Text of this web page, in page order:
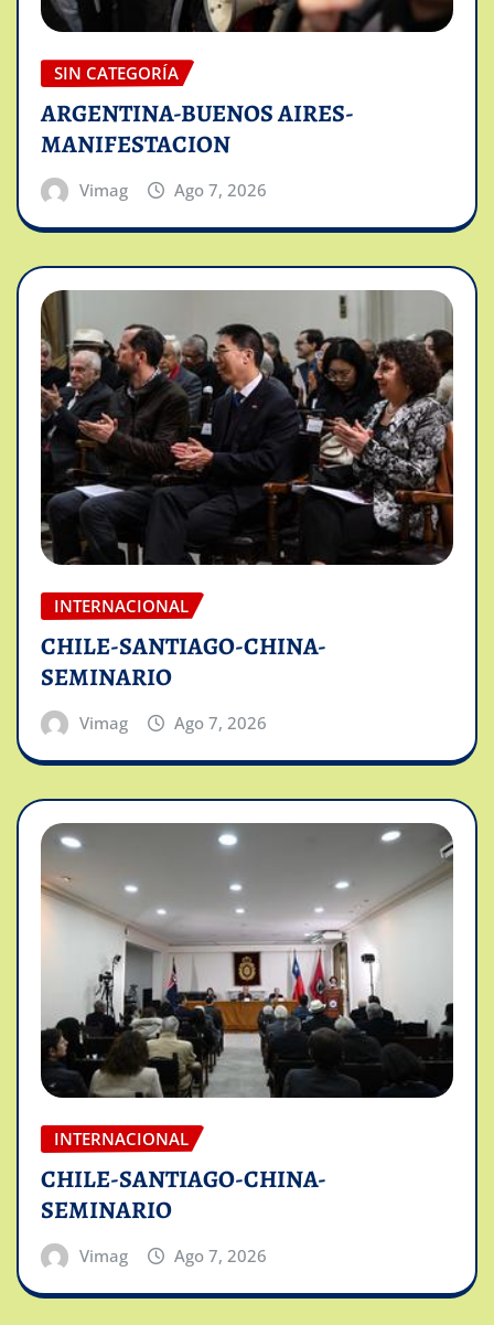
SIN CATEGORÍA
ARGENTINA-BUENOS AIRES-
MANIFESTACION
Vimag Ago 7, 2026
INTERNACIONAL
CHILE-SANTIAGO-CHINA-
SEMINARIO
Vimag Ago 7, 2026
INTERNACIONAL
CHILE-SANTIAGO-CHINA-
SEMINARIO
Vimag Ago 7, 2026